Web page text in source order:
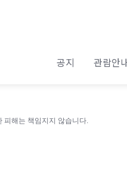
공지 관람안
피해는 책임지지 않습니다.